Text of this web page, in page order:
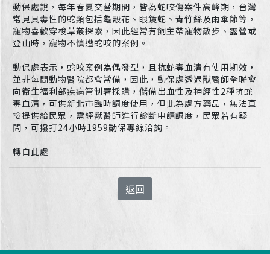
動保處說，每年春夏交替期間，皆為蛇咬傷案件高峰期，台灣
常見具毒性的蛇類包括龜殼花、眼鏡蛇、青竹絲及雨傘節等，
寵物喜歡穿梭草叢探索，因此經常有飼主帶寵物散步、露營或
登山時，寵物不慎遭蛇咬的案例。
動保處表示，蛇咬案例為偶發型，且抗蛇毒血清有使用期效，
並非每間動物醫院都會常備，因此，動保處透過獸醫師全聯會
向衛生福利部疾病管制署採購，儲備出血性及神經性2種抗蛇
毒血清，可供新北市臨時調度使用，但此為處方藥品，無法直
接提供給民眾，需經獸醫師進行診斷申請調度，民眾若有疑
問，可撥打24小時1959動保專線洽詢。
轉自此處
返回